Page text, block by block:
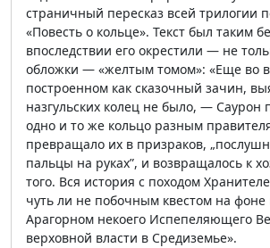
страничный пересказ всей трилогии
«Повесть о кольце». Текст был таким
впоследствии его окрестили — не
обложки — «желтым томом»: «Еще во
построенном как сказочный зачин,
назгульских колец не было, — Саурон
одно и то же кольцо разным
превращало их в призраков,
пальцы на руках”, и возвращалось к
того. Вся история с походом
чуть ли не побочным квестом на
Арагорном некоего Испепеляющего
верховной власти в Средиземье».